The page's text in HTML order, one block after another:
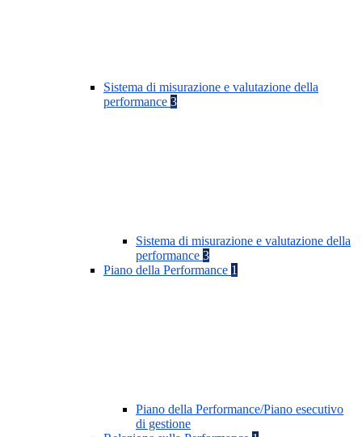
Sistema di misurazione e valutazione della
performance 3
Sistema di misurazione e valutazione della
performance 3
Piano della Performance 1
Piano della Performance/Piano esecutivo
di gestione